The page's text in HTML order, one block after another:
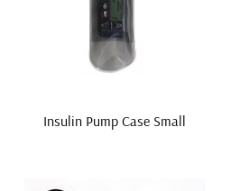
Insulin Pump Case Small